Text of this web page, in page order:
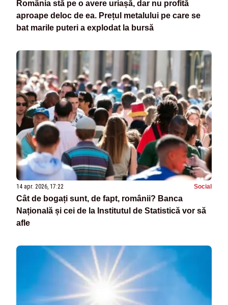
România stă pe o avere uriașă, dar nu profită
aproape deloc de ea. Prețul metalului pe care se
bat marile puteri a explodat la bursă
14 apr. 2026, 17:22 Social
Cât de bogați sunt, de fapt, românii? Banca
Națională și cei de la Institutul de Statistică vor să
afle